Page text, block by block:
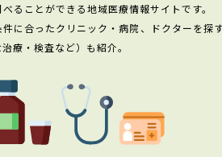
ることができる地域医療情報サイトです。
合ったクリニック・病院、ドクターを探す
療・検査など）も紹介。